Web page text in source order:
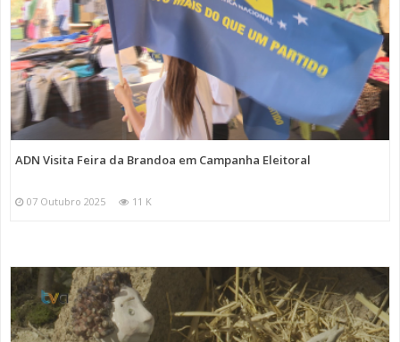
ADN Visita Feira da Brandoa em Campanha Eleitoral
07 Outubro 2025 11 K